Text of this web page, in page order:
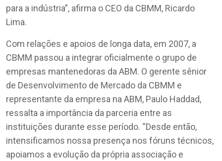
para a indústria”, afirma o CEO da CBMM, Ricardo
Lima.
Com relações e apoios de longa data, em 2007, a
CBMM passou a integrar oficialmente o grupo de
empresas mantenedoras da ABM. O gerente sênior
de Desenvolvimento de Mercado da CBMM e
representante da empresa na ABM, Paulo Haddad,
ressalta a importância da parceria entre as
instituições durante esse período. “Desde então,
intensificamos nossa presença nos fóruns técnicos,
apoiamos a evolução da própria associação e